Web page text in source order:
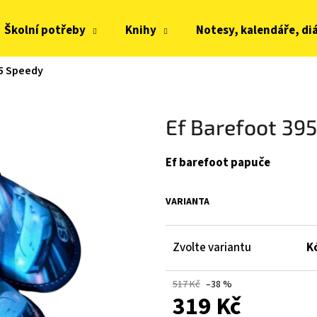
Školní potřeby Knihy Notesy, kalendáře,
Speedy
Ef Barefoot
Ef barefoot papuče
VARIANTA
Zvolte variantu
517 Kč –38 %
319 Kč
Co potřebujete najít?
HLEDAT
HORIZON JUNIOR BAREFOOT 2604
FRODDO